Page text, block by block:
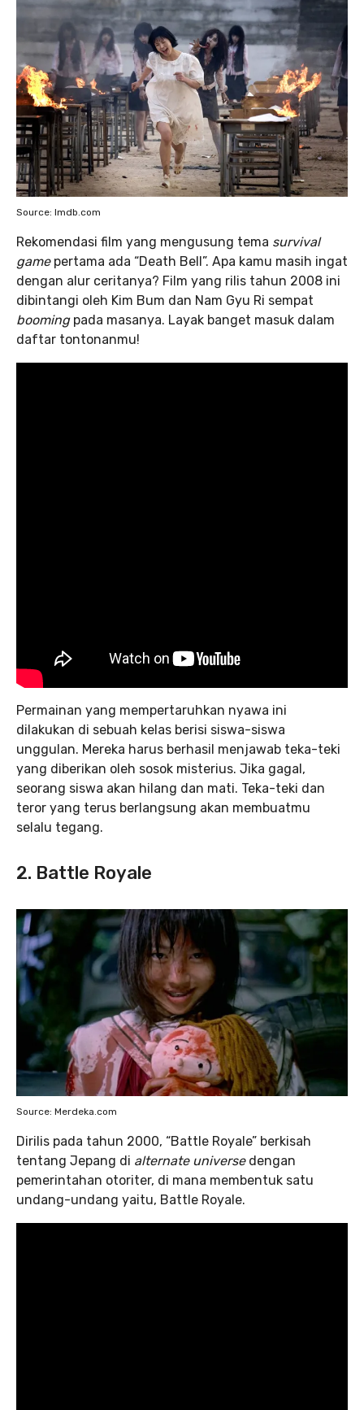
Source: Imdb.com
Rekomendasi film yang mengusung tema survival
game pertama ada “Death Bell”. Apa kamu masih ingat
dengan alur ceritanya? Film yang rilis tahun 2008 ini
dibintangi oleh Kim Bum dan Nam Gyu Ri sempat
booming pada masanya. Layak banget masuk dalam
daftar tontonanmu!
Permainan yang mempertaruhkan nyawa ini
dilakukan di sebuah kelas berisi siswa-siswa
unggulan. Mereka harus berhasil menjawab teka-teki
yang diberikan oleh sosok misterius. Jika gagal,
seorang siswa akan hilang dan mati. Teka-teki dan
teror yang terus berlangsung akan membuatmu
selalu tegang.
2. Battle Royale
Source: Merdeka.com
Dirilis pada tahun 2000, “Battle Royale” berkisah
tentang Jepang di alternate universedengan
pemerintahan otoriter, di mana membentuk satu
undang-undang yaitu, Battle Royale.